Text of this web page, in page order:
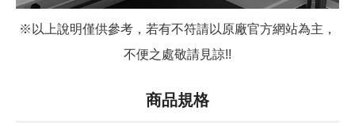
※以上說明僅供參考，若有不符請以原廠官方網站為主，
不便之處敬請見諒!!
商品規格